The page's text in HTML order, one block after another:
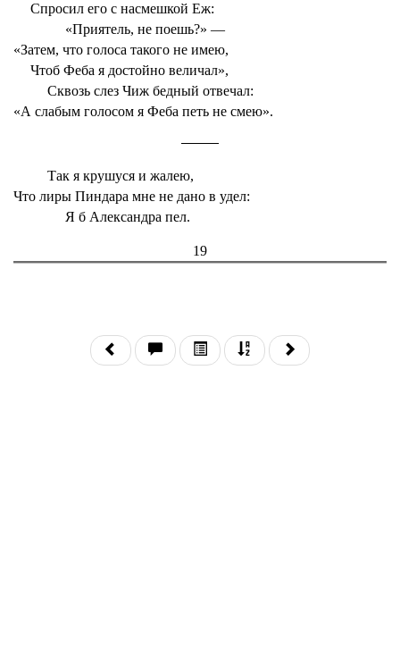
Спросил его с насмешкой Еж:
«Приятель, не поешь?» —
«Затем, что голоса такого не имею,
Чтоб Феба я достойно величал»,
Сквозь слез Чиж бедный отвечал:
«А слабым голосом я Феба петь не смею».
Так я крушуся и жалею,
Что лиры Пиндара мне не дано в удел:
Я б Александра пел.
19